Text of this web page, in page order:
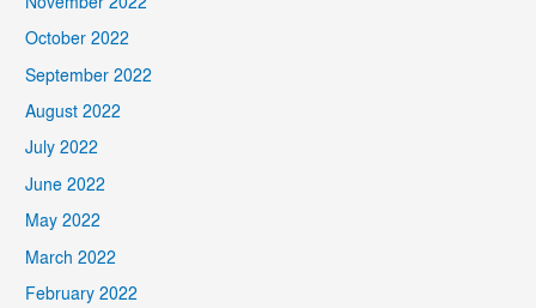
October 2022
September 2022
August 2022
July 2022
June 2022
May 2022
March 2022
February 2022